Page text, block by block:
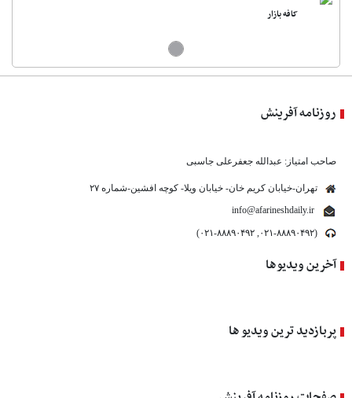
کافه بازار
روزنامه آفرینش
صاحب امتیاز: عبدالله جعفرعلی جاسبی
تهران-خیابان کریم خان- خیابان ویلا- کوچه افشین-شماره ۲۷
info@afarineshdaily.ir
(۰۲۱-۸۸۸۹۰۴۹۲, ۰۲۱-۸۸۸۹۰۴۹۲)
آخرین ویدیوها
پربازدید ترین ویدیو ها